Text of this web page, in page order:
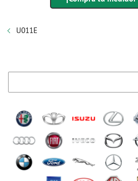
U011E